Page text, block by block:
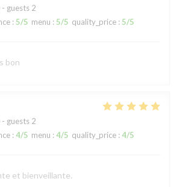
guests 2
: 5/5 menu : 5/5 quality_price : 5/5
bon
guests 2
: 4/5 menu : 4/5 quality_price : 4/5
et bienveillante.